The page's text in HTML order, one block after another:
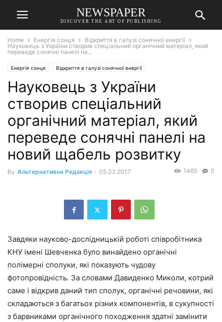
NEWSPAPER
DISCOVER THE ART OF PUBLISHING
Home Енергія сонця
Відкриття в галузі сонячної енергії
Науковець з України створив спеціальний органічний матеріал, який
переведе сонячні панелі на...
Енергія сонця Відкриття в галузі сонячної енергії
Науковець з України
створив спеціальний
органічний матеріал, який
переведе сонячні панелі на
новий щабель розвитку
By Альтернативна Редакція - 05.02.2017 0
1465
Завдяки науково-дослідницькій роботі співробітника
КНУ імені Шевченка було винайдено органічні
полімерні сполуки, які показують чудову
фотопровідність. За словами Давиденко Миколи, котрий
саме і відкрив даний тип сполук, органічні речовини, які
складаються з багатьох різних компонентів, в сукупності
з барвниками органічного походження здатні замінити